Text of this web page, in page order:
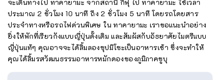
จะเดินทางไป ทาคายามะ จากสถานี กิฟุ ไป ทาคายามะ ใช้เวลา
ประมาณ 2 ชั่วโมง 10 นาที ถึง 2 ชั่วโมง 5 นาที โดยรถโดยสาร
ประจำทางหรือรถไฟด่วนพิเศษ ใน ทาคายามะ เราขอแนะนำอย่าง
ยิ่งให้พักที่เรียวกังแบบญี่ปุ่นดั้งเดิม และสัมผัสกับอัธยาศัยไมตรีแบบ
ญี่ปุ่นแท้ๆ คุณอาจจะได้ลิ้มลองซุปมิโซะเป็นอาหารเช้า ซึ่งจะทำให้
คุณได้ลิ้มรสวัฒนธรรมอาหารหมักดองของภูมิภาคชูบุ